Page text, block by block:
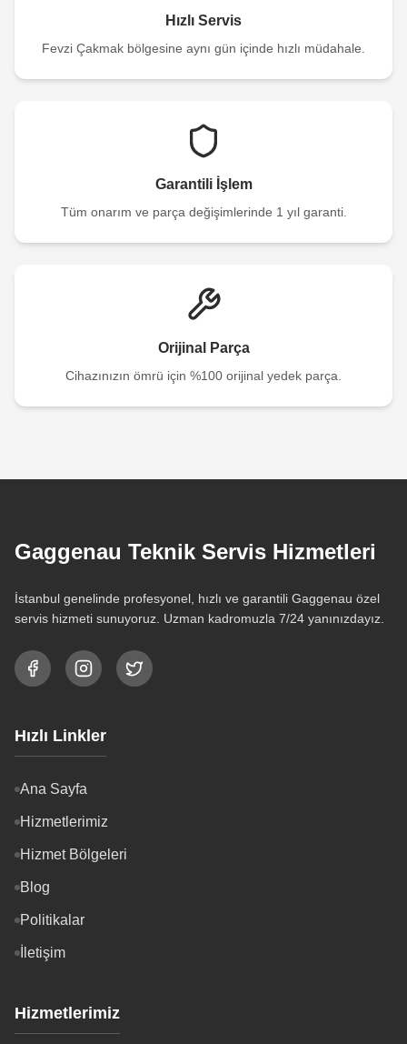
Hızlı Servis
Fevzi Çakmak bölgesine aynı gün içinde hızlı müdahale.
Garantili İşlem
Tüm onarım ve parça değişimlerinde 1 yıl garanti.
Orijinal Parça
Cihazınızın ömrü için %100 orijinal yedek parça.
Gaggenau Teknik Servis Hizmetleri
İstanbul genelinde profesyonel, hızlı ve garantili Gaggenau özel
servis hizmeti sunuyoruz. Uzman kadromuzla 7/24 yanınızdayız.
Hızlı Linkler
Ana Sayfa
Hizmetlerimiz
Hizmet Bölgeleri
Blog
Politikalar
İletişim
Hizmetlerimiz